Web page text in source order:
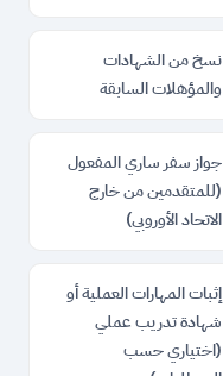
نسخ من الشهادات
والمؤهلات السابقة
جواز سفر ساري المفعول
(للمتقدمين من خارج
الاتحاد الأوروبي)
إثبات المهارات العملية أو
شهادة تدريب عملي
(اختياري حسب